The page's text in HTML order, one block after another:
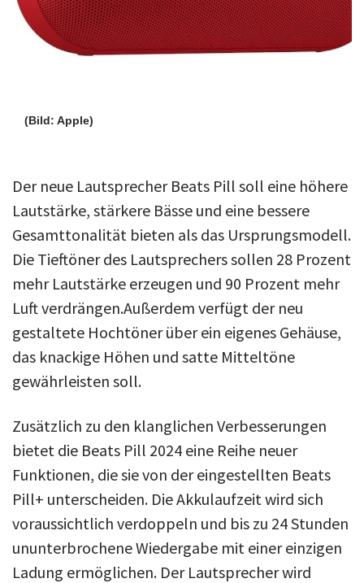
(Bild: Apple)
Der neue Lautsprecher Beats Pill soll eine höhere
Lautstärke, stärkere Bässe und eine bessere
Gesamttonalität bieten als das Ursprungsmodell.
Die Tieftöner des Lautsprechers sollen 28 Prozent
mehr Lautstärke erzeugen und 90 Prozent mehr
Luft verdrängen.Außerdem verfügt der neu
gestaltete Hochtöner über ein eigenes Gehäuse,
das knackige Höhen und satte Mitteltöne
gewährleisten soll.
Zusätzlich zu den klanglichen Verbesserungen
bietet die Beats Pill 2024 eine Reihe neuer
Funktionen, die sie von der eingestellten Beats
Pill+ unterscheiden. Die Akkulaufzeit wird sich
voraussichtlich verdoppeln und bis zu 24 Stunden
ununterbrochene Wiedergabe mit einer einzigen
Ladung ermöglichen. Der Lautsprecher wird